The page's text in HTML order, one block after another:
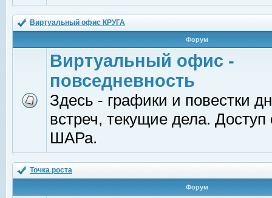
Виртуальный офис КРУГА
Форум
Виртуальный офис -
повседневность
Здесь - графики и повестки
встреч, текущие дела.
ШАРа.
Точка роста
Форум